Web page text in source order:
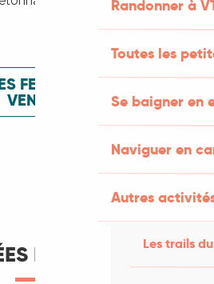
Randonner à
Toutes les
Se baigner en
Naviguer en
Autres
Les trails
FESTIVALS À
VENIR
ET ITINÉRANCE